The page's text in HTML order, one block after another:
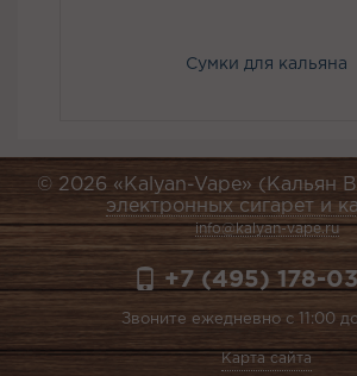
Сумки для кальяна
© 2026 «Kalyan-Vape» (Кальян
электронных сигарет и
info@kalyan-vape.ru
+7 (495) 178-
Звоните ежедневно с 11:00
Карта сайта